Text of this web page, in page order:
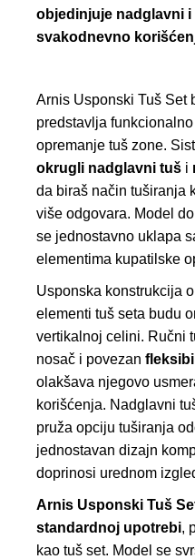
objedinjuje nadglavni i
svakodnevno
Arnis Usponski Tuš Set
predstavlja
opremanje tuš zone.
okrugli nadglavni tuš i
da biraš način tuširanja
više odgovara. Model
se jednostavno uklapa
elementima kupatilske
Usponska konstrukcija
elementi tuš seta budu
vertikalnoj celini. Ručni
nosač i povezan
olakšava njegovo
korišćenja. Nadglavni
pruža opciju tuširanja
jednostavan dizajn
doprinosi urednom
Arnis Usponski Tuš
standardnoj upotrebi,
kao tuš set. Model se